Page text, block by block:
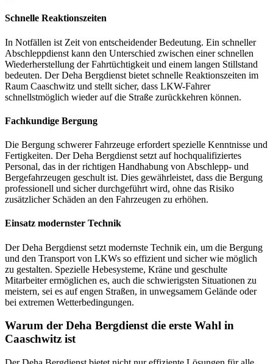
Schnelle Reaktionszeiten
In Notfällen ist Zeit von entscheidender Bedeutung. Ein schneller
Abschleppdienst kann den Unterschied zwischen einer schnellen
Wiederherstellung der Fahrtüchtigkeit und einem langen Stillstand
bedeuten. Der Deha Bergdienst bietet schnelle Reaktionszeiten im
Raum Caaschwitz und stellt sicher, dass LKW-Fahrer
schnellstmöglich wieder auf die Straße zurückkehren können.
Fachkundige Bergung
Die Bergung schwerer Fahrzeuge erfordert spezielle Kenntnisse und
Fertigkeiten. Der Deha Bergdienst setzt auf hochqualifiziertes
Personal, das in der richtigen Handhabung von Abschlepp- und
Bergefahrzeugen geschult ist. Dies gewährleistet, dass die Bergung
professionell und sicher durchgeführt wird, ohne das Risiko
zusätzlicher Schäden an den Fahrzeugen zu erhöhen.
Einsatz modernster Technik
Der Deha Bergdienst setzt modernste Technik ein, um die Bergung
und den Transport von LKWs so effizient und sicher wie möglich
zu gestalten. Spezielle Hebesysteme, Kräne und geschulte
Mitarbeiter ermöglichen es, auch die schwierigsten Situationen zu
meistern, sei es auf engen Straßen, in unwegsamem Gelände oder
bei extremen Wetterbedingungen.
Warum der Deha Bergdienst die erste Wahl in
Caaschwitz ist